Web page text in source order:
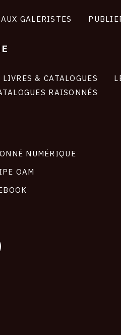
GALERISTES
& CATALOGUES
RAISONNÉS
NUMÉRIQUE
OAM